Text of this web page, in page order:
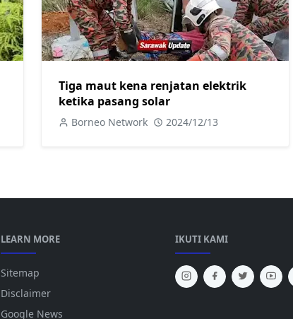
Tiga maut kena renjatan elektrik
ketika pasang solar
Borneo Network 2024/12/13
LEARN MORE
Sitemap
Disclaimer
Google News
IKUTI KAMI